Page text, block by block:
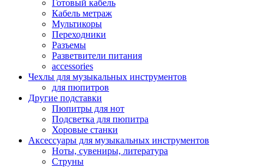
Готовый кабель
Кабель метраж
Мультикоры
Переходники
Разъемы
Разветвители питания
accessories
Чехлы для музыкальных инструментов
для пюпитров
Другие подставки
Пюпитры для нот
Подсветка для пюпитра
Хоровые станки
Аксессуары для музыкальных инструментов
Ноты, сувениры, литература
Струны